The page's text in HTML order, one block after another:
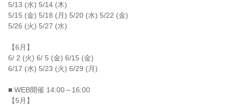
5/13 (水) 5/14 (木)
5/15 (金) 5/18 (月) 5/20 (水) 5/22 (金)
5/26 (火) 5/27 (水)
【6月】
6/ 2 (火) 6/ 5 (金) 6/15 (金)
6/17 (水) 5/23 (火) 6/29 (月)
■ WEB開催 14:00～16:00
【5月】